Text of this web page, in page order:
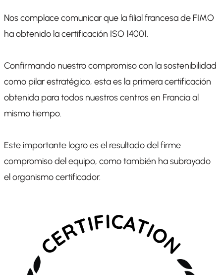
Nos complace comunicar que la filial francesa de FIMO
ha obtenido la certificación ISO 14001.
Confirmando nuestro compromiso con la sostenibilidad
como pilar estratégico, esta es la primera certificación
obtenida para todos nuestros centros en Francia al
mismo tiempo.
Este importante logro es el resultado del firme
compromiso del equipo, como también ha subrayado
el organismo certificador.